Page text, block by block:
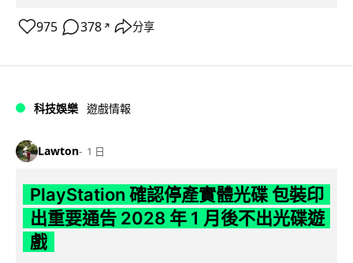
975 378 ↗ 分享
科技娛樂 遊戲情報
Lawton 1 日
PlayStation 確認停產實體光碟 包裝印
出重要通告 2028 年 1 月後不出光碟遊
戲